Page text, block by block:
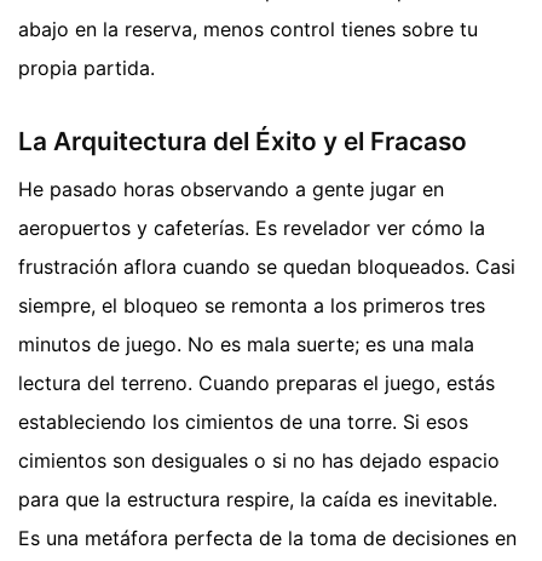
abajo en la reserva, menos control tienes sobre tu
propia partida.
La Arquitectura del Éxito y el Fracaso
He pasado horas observando a gente jugar en
aeropuertos y cafeterías. Es revelador ver cómo la
frustración aflora cuando se quedan bloqueados. Casi
siempre, el bloqueo se remonta a los primeros tres
minutos de juego. No es mala suerte; es una mala
lectura del terreno. Cuando preparas el juego, estás
estableciendo los cimientos de una torre. Si esos
cimientos son desiguales o si no has dejado espacio
para que la estructura respire, la caída es inevitable.
Es una metáfora perfecta de la toma de decisiones en